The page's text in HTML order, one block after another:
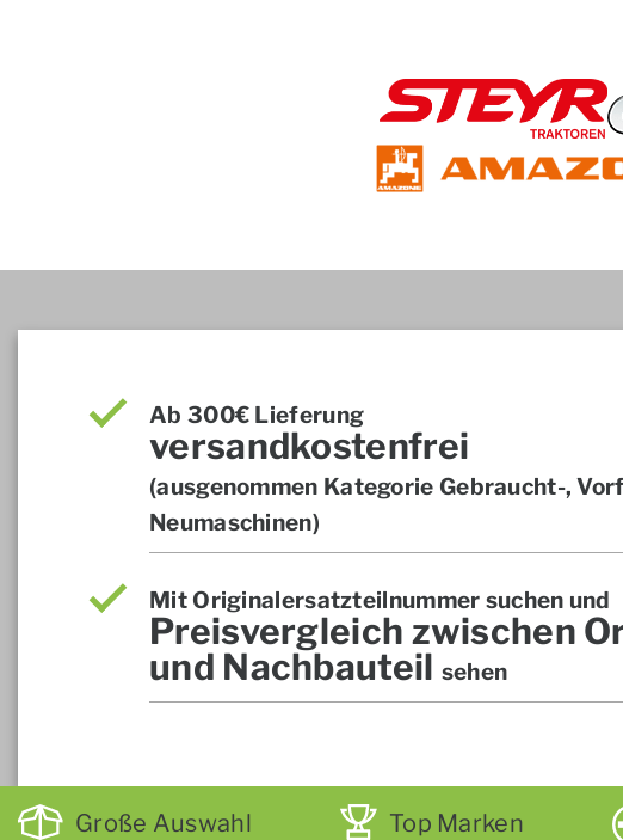
Ab 300€ Lieferung
versandkostenfrei
(ausgenommen Kategorie Gebraucht-,
Neumaschinen)
Mit Originalersatzteilnummer suchen und
Preisvergleich zwischen
und Nachbauteil sehen
Große Auswahl Top Marken